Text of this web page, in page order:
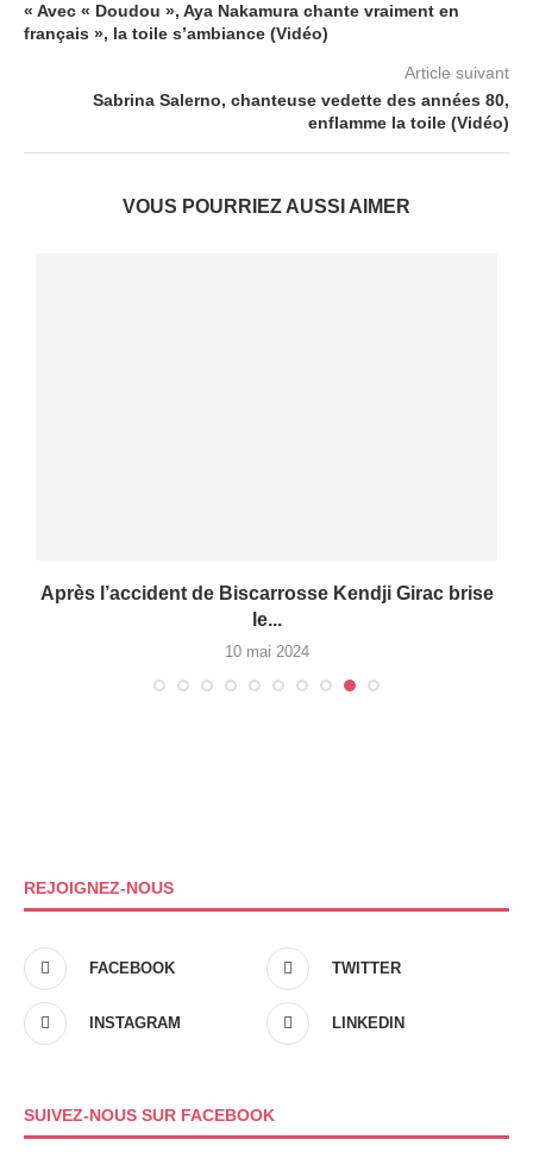
« Avec « Doudou », Aya Nakamura chante vraiment en
français », la toile s’ambiance (Vidéo)
Article suivant
Sabrina Salerno, chanteuse vedette des années 80,
enflamme la toile (Vidéo)
VOUS POURRIEZ AUSSI AIMER
Après l’accident de Biscarrosse Kendji Girac brise
le...
10 mai 2024
REJOIGNEZ-NOUS
FACEBOOK TWITTER
INSTAGRAM LINKEDIN
SUIVEZ-NOUS SUR FACEBOOK